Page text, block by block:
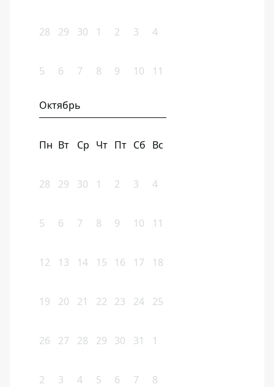
28 29 30 1 2 3 4
5 6 7 8 9 10 11
Октябрь
Пн Вт Ср Чт Пт Сб Вс
28 29 30 1 2 3 4
5 6 7 8 9 10 11
12 13 14 15 16 17 18
19 20 21 22 23 24 25
26 27 28 29 30 31 1
2 3 4 5 6 7 8